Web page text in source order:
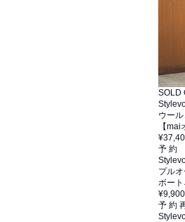
SOLD
ウー
【
予 約
プル
ボー
¥9,900
予 約